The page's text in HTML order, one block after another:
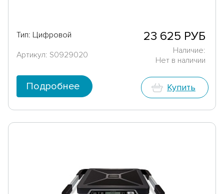
Тип: Цифровой
Артикул: S0929020
23 625 РУБ
Наличие:
Нет в наличии
Подробнее Купить